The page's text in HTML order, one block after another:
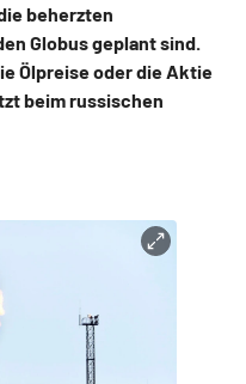
beherzten
Globus geplant sind.
Ölpreise oder die Aktie
beim russischen